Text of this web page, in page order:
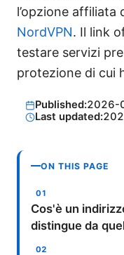
l’opzione affiliata
NordVPN. Il link
testare servizi
protezione di cui
Published:2026-
Last updated:
ON THIS PAGE
Cos'è un
distingue da